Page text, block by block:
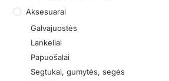
Aksesuarai
Galvajuostės
Lankeliai
Papuošalai
Segtukai, gumytės, segės